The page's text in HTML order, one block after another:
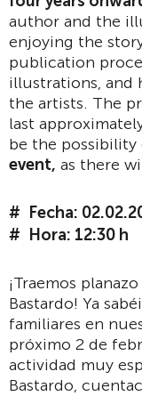
author and the
enjoying the
publication
illustrations, and
the artists. The
last
be the possibility
event, as there
Fecha:
Hora: 12:30 h
¡Traemos
Bastardo! Ya
familiares en
próximo 2 de
actividad muy
Bastardo,